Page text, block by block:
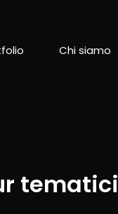
Chi siamo
tematici